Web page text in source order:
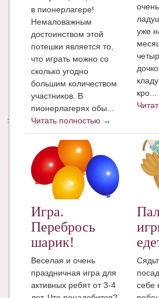
в пионерлагере!
Немаловажным
достоинством этой
потешки является то,
что играть можно со
сколько угодно
большим количеством
участников. В
пионерлагерях обы...
Читать полностью →
уже
кро...
Игра.
Перебрось
шарик!
Веселая и очень
праздничная игра для
активных ребят от 3-4
себе